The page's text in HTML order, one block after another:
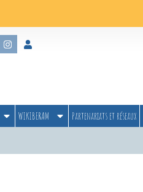
WIKIBERAM Partenariats et réseaux